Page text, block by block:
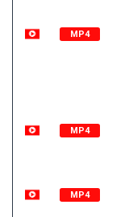
MP4
MP4
MP4